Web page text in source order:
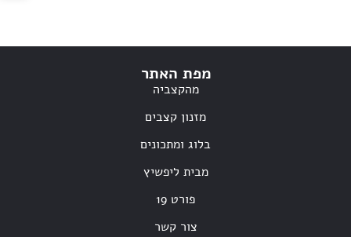
מפת האתר
מהקצביה
מזנון קצבים
בלוג ומתכונים
מבית ליפשיץ
פורט 19
צור קשר